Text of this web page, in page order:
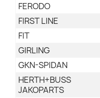
FERODO
FIRST LINE
FIT
GIRLING
GKN-SPIDAN
HERTH+BUSS
JAKOPARTS